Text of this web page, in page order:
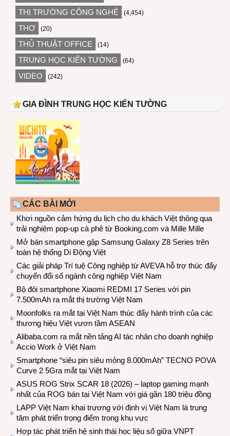
THỊ TRƯỜNG CÔNG NGHỆ (4,454)
THƠ (20)
THỦ THUẬT OFFICE (14)
TRUNG HỌC KIẾN TƯỜNG (64)
VIDEO (242)
GIA ĐÌNH TRUNG HỌC KIẾN TƯỜNG
CÁC BÀI MỚI
Khơi nguồn cảm hứng du lịch cho du khách Việt thông qua
trải nghiệm pop-up cà phê từ Booking.com và Mille Mille
Mở bán smartphone gập Samsung Galaxy Z8 Series trên
toàn hệ thống Di Động Việt
Các giải pháp Trí tuệ Công nghiệp từ AVEVA hỗ trợ thúc đẩy
chuyển đổi số ngành công nghiệp Việt Nam
Bộ đôi smartphone Xiaomi REDMI 17 Series với pin
7.500mAh ra mắt thị trường Việt Nam
Moonfolks ra mắt tại Việt Nam thúc đẩy hành trình của các
thương hiệu Việt vươn tầm ASEAN
Alibaba.com ra mắt nền tảng AI tác nhân cho doanh nghiệp
Accio Work ở Việt Nam
Smartphone “siêu pin siêu mỏng 8.000mAh” TECNO POVA
Curve 2 5Gra mắt tại Việt Nam
ASUS ROG Strix SCAR 18 (2026) – laptop gaming mạnh
nhất của ROG bán tại Việt Nam với giá gần 180 triệu đồng
LAPP Việt Nam khai trương với định vị Việt Nam là trung
tâm phát triển trọng điểm trong khu vực
Hợp tác phát triển hệ sinh thái học liệu số giữa VNPT